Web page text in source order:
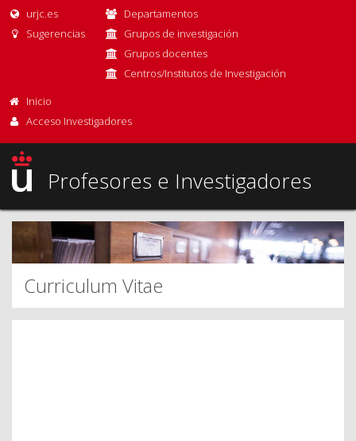
urjc.es
Sugerencias
Departamentos
Grupos de investigación
Grupos docentes
Centros/Institutos de Investigación
Inicio
Acceso Investigadores
Profesores e Investigadores
Curriculum Vitae